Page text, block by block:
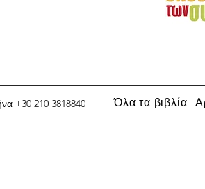
+30 210 3818840 Όλα τα βιβλία